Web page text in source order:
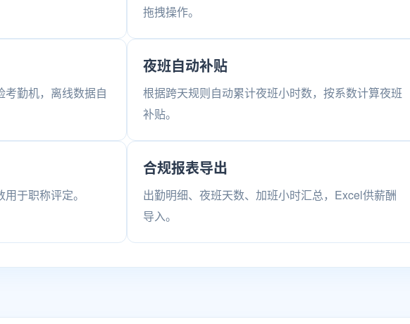
拖拽操作。
勤机，离线数据自
夜班自动补贴
根据跨天规则自动累计夜班小时数，按系数计算夜班
补贴。
于职称评定。
合规报表导出
出勤明细、夜班天数、加班小时汇总，Excel供薪酬
导入。